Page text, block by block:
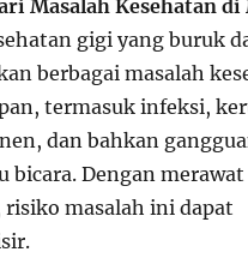
Masalah Kesehatan di
gigi yang buruk
berbagai masalah
termasuk infeksi,
dan bahkan
bicara. Dengan
risiko masalah ini dapat